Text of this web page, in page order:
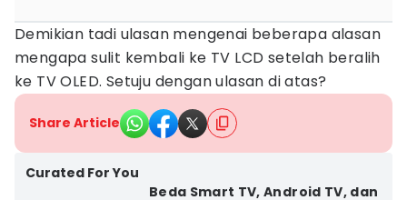
Demikian tadi ulasan mengenai beberapa alasan
mengapa sulit kembali ke TV LCD setelah beralih
ke TV OLED. Setuju dengan ulasan di atas?
Share Article
Curated For You
Beda Smart TV, Android TV, dan